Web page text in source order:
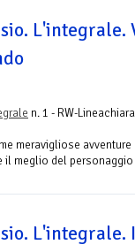
L'integrale.
n. 1 - RW-
meravigliose
il meglio del
L'integrale.